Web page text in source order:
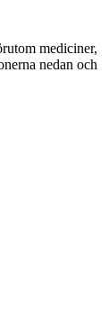
mediciner,
nedan och